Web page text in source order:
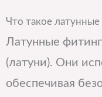
Что такое латунные
Латунные
(латуни). Они
обеспечивая